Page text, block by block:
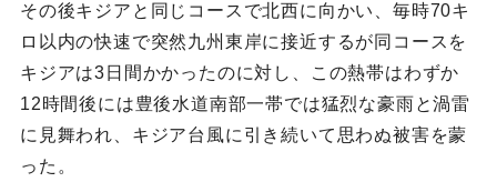
その後キジアと同じコースで北西に向かい、毎時70キ
ロ以内の快速で突然九州東岸に接近するが同コースを
キジアは3日間かかったのに対し、この熱帯はわずか
12時間後には豊後水道南部一帯では猛烈な豪雨と渦雷
に見舞われ、キジア台風に引き続いて思わぬ被害を蒙
った。